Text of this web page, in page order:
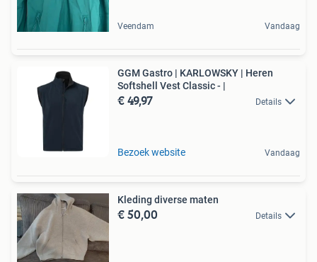
Veendam Vandaag
GGM Gastro | KARLOWSKY | Heren
Softshell Vest Classic - |
€ 49,97 Details
Bezoek website Vandaag
Kleding diverse maten
€ 50,00 Details